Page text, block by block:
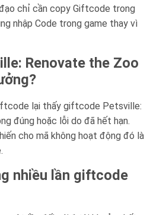
chỉ cần copy Giftcode trong
nhập Code trong game thay vì
Renovate the Zoo
lại thấy giftcode Petsville:
đúng hoặc lỗi do đã hết hạn.
cho mã không hoạt động đó là
nhiều lần giftcode